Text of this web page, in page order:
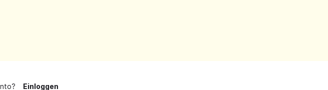
Einloggen